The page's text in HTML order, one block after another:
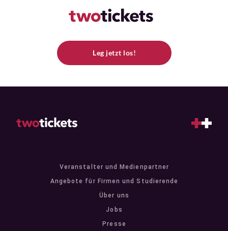
Leg jetzt los!
Veranstalter und Medienpartner
Angebote für Firmen und Studierende
Über uns
Jobs
Presse